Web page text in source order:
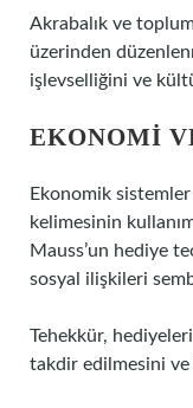
Akrabalık ve
üzerinden
işlevselliğini ve
EKONOMI
Ekonomik sistemler
kelimesinin
Mauss’un hediye
sosyal ilişkileri
Tehekkür,
takdir edilmesini